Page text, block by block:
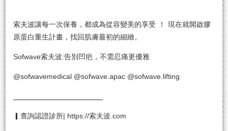
索夫波讓每一次保養，都成為從容變美的享受 ！
現在就開啟膠
原蛋白重生計畫，找回肌膚最初的細緻。
Sofwave索夫波:告別凹疤，不需忍痛更優雅
@sofwavemedical @sofwave.apac @sofwave.lifting
▎查詢認證診所| https://索夫波.com